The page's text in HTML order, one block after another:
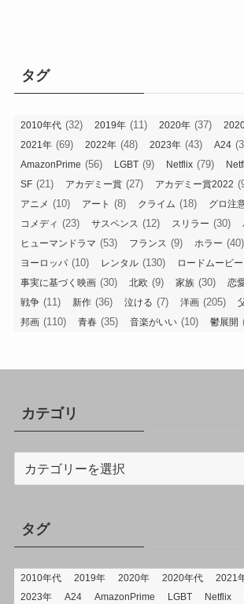
タグ
2010年代 (32) 2019年 (11) 2020年 (37)
2021年 (69) 2022年 (48) 2023年 (43) A24
AmazonPrime (56) LGBT (9) Netflix (79)
SF (21) アカデミー賞 (27) アカデミー賞2022
アニメ (10) アート (8) クライム (18) グロ注
コメディ (23) サスペンス (12) スリラー (30)
ヒューマンドラマ (53) フランス (9) ホラー (40)
ヨーロッパ (10) レンタル (130) ロードムービー
事実に基づく映画 (30) 北欧 (9) 家族 (30) 恋
戦争 (11) 新作 (36) 泣ける (7) 洋画 (205)
邦画 (110) 青春 (35) 音楽がいい (10) 鬱展開
カテゴリ
タグ
2010年代 2019年 2020年 2020年代 2021
2023年
A24 AmazonPrime LGBT Netflix